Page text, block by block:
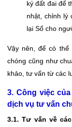
ký đất đai để
nhật, chỉnh lý
lại Sổ cho
Vậy nên, để có thể
chóng cũng như
khảo, tư vấn từ các
3. Công việc
dịch vụ tư vấn
3.1. Tư vấn về